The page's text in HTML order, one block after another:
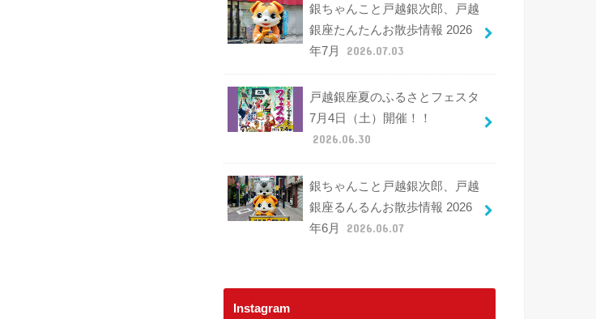
銀ちゃんこと戸越銀次郎、戸越
銀座たんたんお散歩情報 2026
年7月
2026.07.03
戸越銀座夏のふるさとフェスタ
7月4日（土）開催！！
2026.06.30
銀ちゃんこと戸越銀次郎、戸越
銀座るんるんお散歩情報 2026
年6月
2026.06.07
Instagram